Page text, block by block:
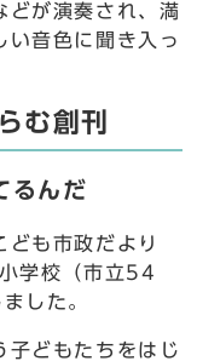
が演奏され、満
い音色に聞き入っ
む創刊
るんだ
も市政だより
学校（市立54
した。
どもたちをはじ